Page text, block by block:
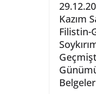
Kazım
Filistin-